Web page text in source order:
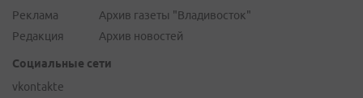
Реклама
Редакция
Архив газеты "Владивосток"
Архив новостей
Социальные сети
vkontakte